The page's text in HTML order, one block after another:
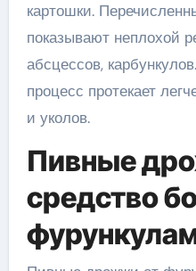
картошки.
показывают неплохой
абсцессов,
процесс протекает
и уколов.
Пивные
средство